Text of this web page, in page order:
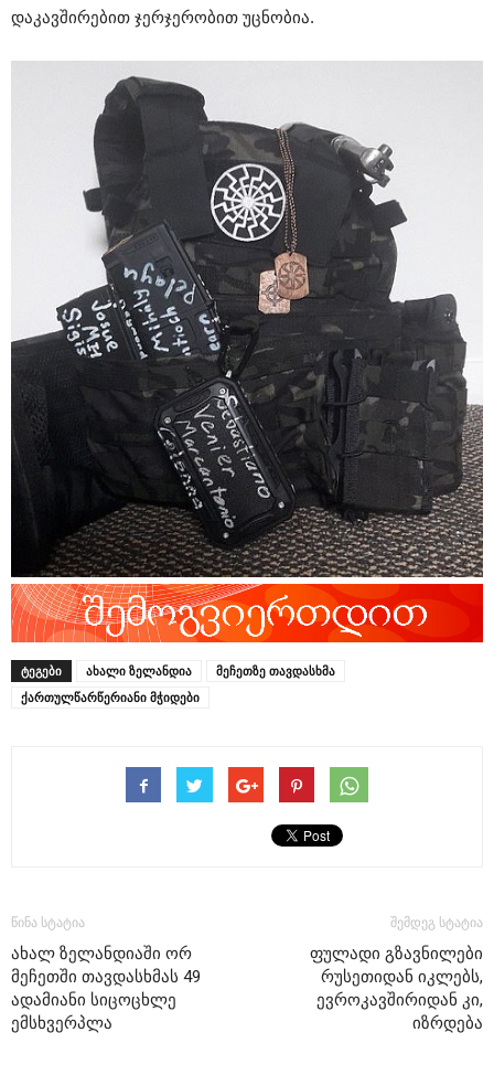
დაკავშირებით ჯერჯერობით უცნობია.
ᲢᲔᲒᲔᲑᲘ ახალი ზელანდია
მეჩეთზე თავდასხმა
ქართულწარწერიანი მჭიდები
წინა სტატია
ახალ ზელანდიაში ორ
მეჩეთში თავდასხმას 49
ადამიანი სიცოცხლე
ემსხვერპლა
შემდეგ სტატია
ფულადი გზავნილები
რუსეთიდან იკლებს,
ევროკავშირიდან კი,
იზრდება